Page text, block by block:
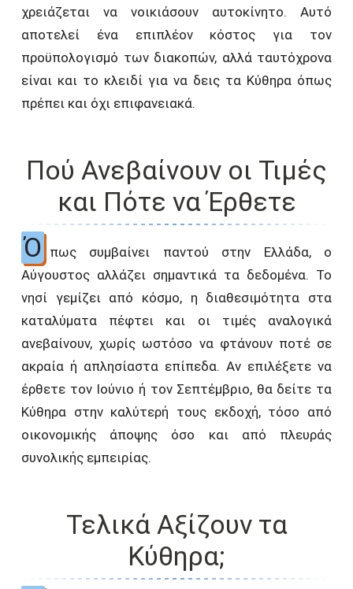
χρειάζεται να νοικιάσουν αυτοκίνητο. Αυτό
αποτελεί ένα επιπλέον κόστος για τον
προϋπολογισμό των διακοπών, αλλά ταυτόχρονα
είναι και το κλειδί για να δεις τα Κύθηρα όπως
πρέπει και όχι επιφανειακά.
Πού Ανεβαίνουν οι Τιμές
και Πότε να Έρθετε
Ό
πως συμβαίνει παντού στην Ελλάδα, ο
Αύγουστος αλλάζει σημαντικά τα δεδομένα. Το
νησί γεμίζει από κόσμο, η διαθεσιμότητα στα
καταλύματα πέφτει και οι τιμές αναλογικά
ανεβαίνουν, χωρίς ωστόσο να φτάνουν ποτέ σε
ακραία ή απλησίαστα επίπεδα. Αν επιλέξετε να
έρθετε τον Ιούνιο ή τον Σεπτέμβριο, θα δείτε τα
Κύθηρα στην καλύτερή τους εκδοχή, τόσο από
οικονομικής άποψης όσο και από πλευράς
συνολικής εμπειρίας.
Τελικά Αξίζουν τα
Κύθηρα;